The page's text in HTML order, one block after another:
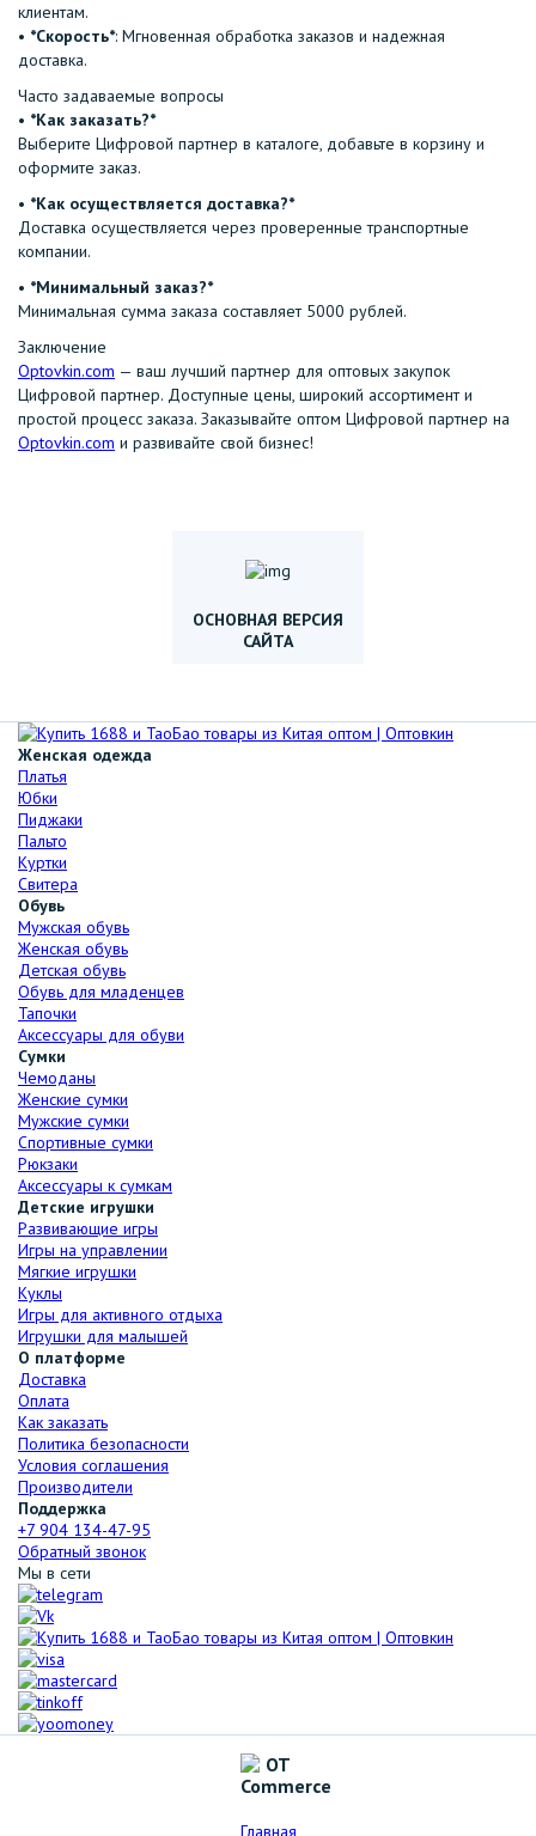
клиентам.
•⁠ ⁠ *Скорость*: Мгновенная обработка заказов и надежная
доставка.
Часто задаваемые вопросы
•⁠ ⁠*Как заказать?*
Выберите Цифровой партнер в каталоге, добавьте в корзину и
оформите заказ.
•⁠ ⁠ *Как осуществляется доставка?*
Доставка осуществляется через проверенные транспортные
компании.
•⁠ ⁠ *Минимальный заказ?*
Минимальная сумма заказа составляет 5000 рублей.
Заключение
Optovkin.com — ваш лучший партнер для оптовых закупок
Цифровой партнер. Доступные цены, широкий ассортимент и
простой процесс заказа. Заказывайте оптом Цифровой партнер на
Optovkin.com и развивайте свой бизнес!
ОСНОВНАЯ ВЕРСИЯ
САЙТА
Женская одежда
Платья
Юбки
Пиджаки
Пальто
Куртки
Свитера
Обувь
Мужская обувь
Женская обувь
Детская обувь
Обувь для младенцев
Тапочки
Аксессуары для обуви
Сумки
Чемоданы
Женские сумки
Мужские сумки
Спортивные сумки
Рюкзаки
Аксессуары к сумкам
Детские игрушки
Развивающие игры
Игры на управлении
Мягкие игрушки
Куклы
Игры для активного отдыха
Игрушки для малышей
О платформе
Доставка
Оплата
Как заказать
Политика безопасности
Условия соглашения
Производители
Поддержка
+7 904 134-47-95
Обратный звонок
Мы в сети
Главная